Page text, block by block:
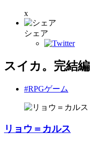
x
シェア
スイカ。完結編
#RPGゲーム
リョウ＝カルス